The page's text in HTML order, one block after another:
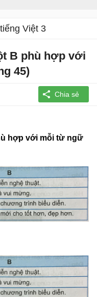
Việt 3
B phù hợp với
45)
hợp với mỗi từ ngữ